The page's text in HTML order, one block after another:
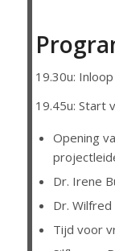
19.30u: Inloop
19.45u: Start
Opening
Dr. Irene
Dr.
Tijd voor